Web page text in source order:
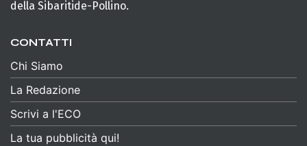
della Sibaritide-Pollino.
CONTATTI
Chi Siamo
La Redazione
Scrivi a l'ECO
La tua pubblicità qui!